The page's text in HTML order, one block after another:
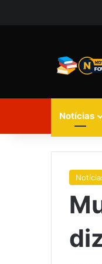
Notícias